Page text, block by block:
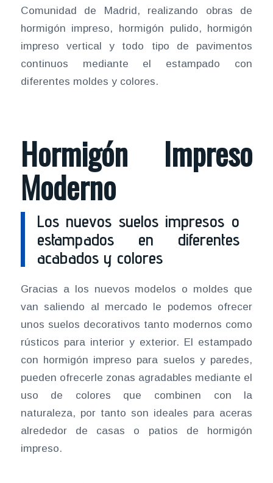
Comunidad de Madrid, realizando obras de
hormigón impreso, hormigón pulido, hormigón
impreso vertical y todo tipo de pavimentos
continuos mediante el estampado con
diferentes moldes y colores.
Hormigón Impreso
Moderno
Los nuevos suelos impresos o
estampados en diferentes
acabados y colores
Gracias a los nuevos modelos o moldes que
van saliendo al mercado le podemos ofrecer
unos suelos decorativos tanto modernos como
rústicos para interior y exterior. El estampado
con hormigón impreso para suelos y paredes,
pueden ofrecerle zonas agradables mediante el
uso de colores que combinen con la
naturaleza, por tanto son ideales para aceras
alrededor de casas o patios de hormigón
impreso.